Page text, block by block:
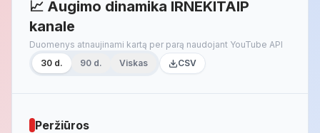
📈 Augimo dinamika IRNEKITAIP
kanale
Duomenys atnaujinami kartą per parą naudojant YouTube API
30 d.
90 d. Viskas CSV
Peržiūros